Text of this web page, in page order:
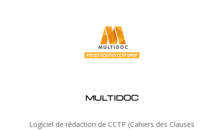
MULTIDOC
Logiciel de rédaction de CCTP (Cahiers des Clauses